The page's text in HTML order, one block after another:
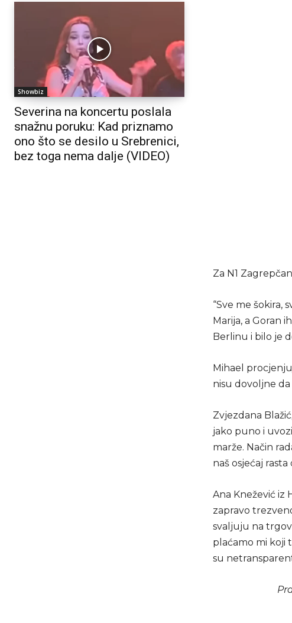
Showbiz
Severina na koncertu poslala
snažnu poruku: Kad priznamo
ono što se desilo u Srebrenici,
bez toga nema dalje (VIDEO)
Za N1
“Sve me šokira,
Marija, a Goran
Berlinu i bilo je
Mihael
nisu dovoljne
Zvjezdana
jako puno i
marže. Način
naš osjećaj
Ana Knežević iz
zapravo
svaljuju na
plaćamo mi koji
su